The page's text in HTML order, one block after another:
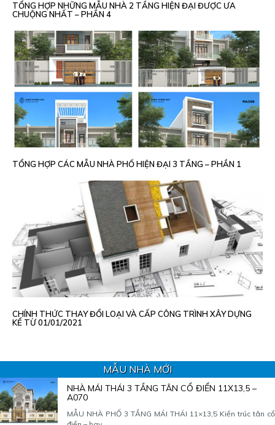
TỔNG HỢP NHỮNG MẪU NHÀ 2 TẦNG HIỆN ĐẠI ĐƯỢC ƯA
CHUỘNG NHẤT – PHẦN 4
TỔNG HỢP CÁC MẪU NHÀ PHỐ HIỆN ĐẠI 3 TẦNG – PHẦN 1
CHÍNH THỨC THAY ĐỔI LOẠI VÀ CẤP CÔNG TRÌNH XÂY DỰNG
KỂ TỪ 01/01/2021
MẪU NHÀ MỚI
NHÀ MÁI THÁI 3 TẦNG TÂN CỔ ĐIỂN 11X13,5 –
A070
MẪU NHÀ PHỐ 3 TẦNG MÁI THÁI 11×13,5 Kiến trúc tân cổ